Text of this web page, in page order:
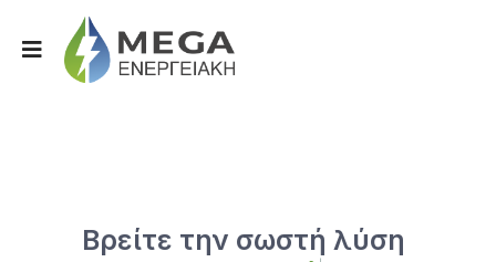
Βρείτε την σωστή λύση